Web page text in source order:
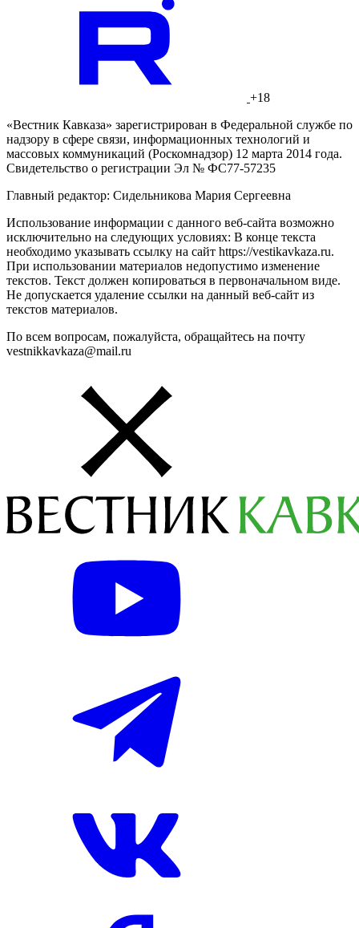
+18
«Вестник Кавказа» зарегистрирован в Федеральной службе по
надзору в сфере связи, информационных технологий и
массовых коммуникаций (Роскомнадзор) 12 марта 2014 года.
Свидетельство о регистрации Эл № ФС77-57235
Главный редактор: Сидельникова Мария Сергеевна
Использование информации с данного веб-сайта возможно
исключительно на следующих условиях: В конце текста
необходимо указывать ссылку на сайт https://vestikavkaza.ru.
При использовании материалов недопустимо изменение
текстов. Текст должен копироваться в первоначальном виде.
Не допускается удаление ссылки на данный веб-сайт из
текстов материалов.
По всем вопросам, пожалуйста, обращайтесь на почту
vestnikkavkaza@mail.ru